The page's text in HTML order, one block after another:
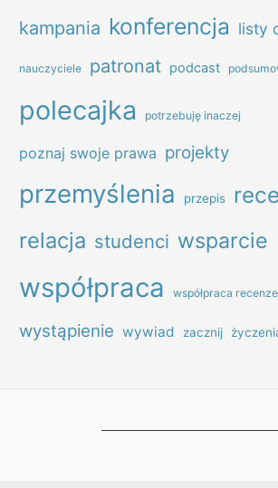
kampania konferencja listy
nauczyciele patronat podcast
polecajka potrzebuję inaczej
poznaj swoje prawa projekty
przemyślenia przepis
relacja studenci wsparcie
współpraca współpraca
wystąpienie wywiad zacznij